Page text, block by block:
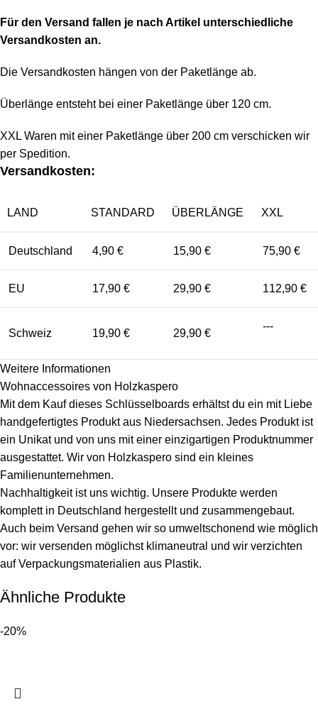
Für den Versand fallen je nach Artikel unterschiedliche
Versandkosten an.
Die Versandkosten hängen von der Paketlänge ab.
Überlänge entsteht bei einer Paketlänge über 120 cm.
XXL Waren mit einer Paketlänge über 200 cm verschicken wir
per Spedition.
Versandkosten:
LAND STANDARD ÜBERLÄNGE XXL
Deutschland 4,90 € 15,90 € 75,90 €
EU 17,90 € 29,90 € 112,90 €
Schweiz 19,90 € 29,90 €
---
Weitere Informationen
Wohnaccessoires von Holzkaspero
Mit dem Kauf dieses Schlüsselboards erhältst du ein mit Liebe
handgefertigtes Produkt aus Niedersachsen. Jedes Produkt ist
ein Unikat und von uns mit einer einzigartigen Produktnummer
ausgestattet. Wir von Holzkaspero sind ein kleines
Familienunternehmen.
Nachhaltigkeit ist uns wichtig. Unsere Produkte werden
komplett in Deutschland hergestellt und zusammengebaut.
Auch beim Versand gehen wir so umweltschonend wie möglich
vor: wir versenden möglichst klimaneutral und wir verzichten
auf Verpackungsmaterialien aus Plastik.
Ähnliche Produkte
-20%